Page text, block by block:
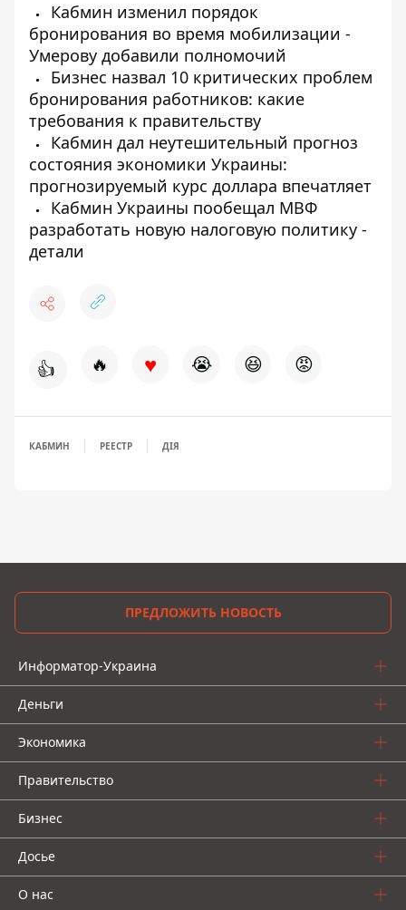
Кабмин изменил порядок
бронирования во время мобилизации -
Умерову добавили полномочий
Бизнес назвал 10 критических проблем
бронирования работников: какие
требования к правительству
Кабмин дал неутешительный прогноз
состояния экономики Украины:
прогнозируемый курс доллара впечатляет
Кабмин Украины пообещал МВФ
разработать новую налоговую политику -
детали
👍 🔥 ♥ 😭 😆 😡
КАБМИН РЕЕСТР ДІЯ
В Yasno отмечают, что по подсчетам обычная
квартира в Киеве со средним потреблением
человека, может уменьшить потребление на
20% без существенных цивилизационных
потерь
Владлена Мачульская
ЖУРНАЛИСТ
👍